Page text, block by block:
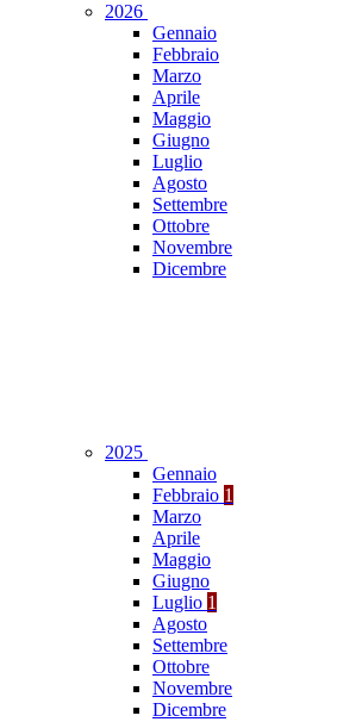
2026
Gennaio
Febbraio
Marzo
Aprile
Maggio
Giugno
Luglio
Agosto
Settembre
Ottobre
Novembre
Dicembre
2025
Gennaio
Febbraio 1
Marzo
Aprile
Maggio
Giugno
Luglio 1
Agosto
Settembre
Ottobre
Novembre
Dicembre